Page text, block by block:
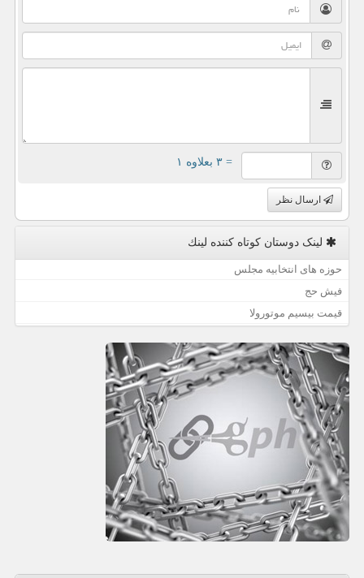
= ۳ بعلاوه ۱
ارسال نظر
لینک دوستان كوتاه كننده لینك
حوزه های انتخابیه مجلس
فیش حج
قیمت بیسیم موتورولا